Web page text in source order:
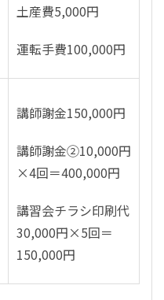
土産費5,000円
運転手費100,000円
講師謝金150,000円
講師謝金②10,000円
×4回＝400,000円
講習会チラシ印刷代
30,000円×5回＝
150,000円